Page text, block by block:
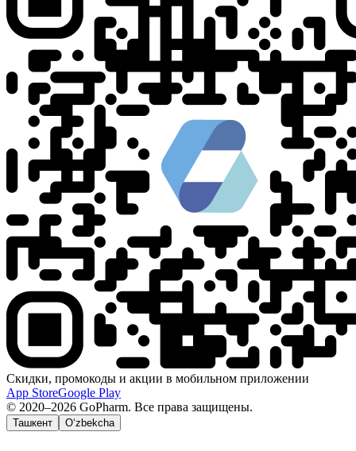
Скидки, промокоды и акции в мобильном приложении
App StoreGoogle Play
© 2020–2026 GoPharm. Все права защищены.
Ташкент O‘zbekcha